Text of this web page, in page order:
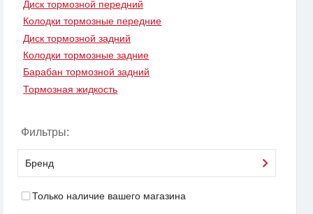
Диск тормозной передний
Колодки тормозные передние
Диск тормозной задний
Колодки тормозные задние
Барабан тормозной задний
Тормозная жидкость
Фильтры:
Бренд
Только наличие вашего магазина